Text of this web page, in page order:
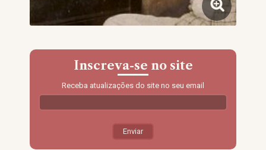
Inscreva-se no site
Receba atualizações do site no seu email